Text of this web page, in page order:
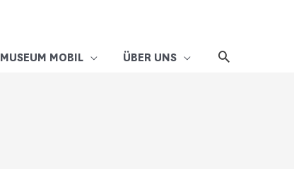
MUSEUM MOBIL ÜBER UNS